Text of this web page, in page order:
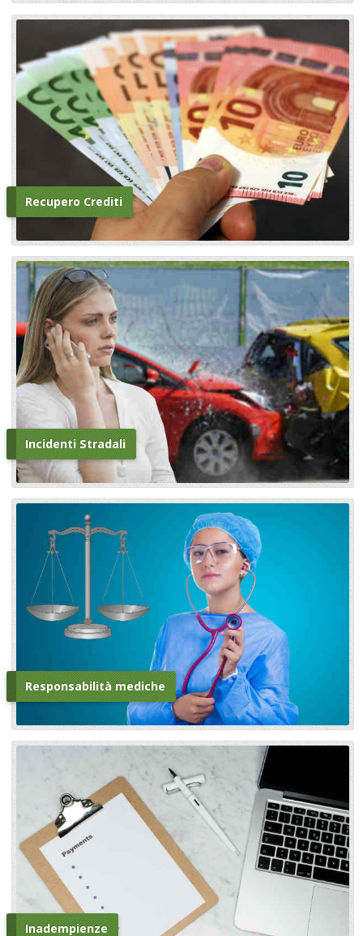
Recupero Crediti
Incidenti Stradali
Responsabilità mediche
Inadempienze